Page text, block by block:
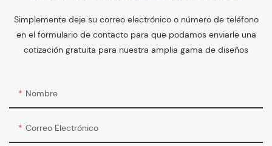
Simplemente deje su correo electrónico o número de teléfono
en el formulario de contacto para que podamos enviarle una
cotización gratuita para nuestra amplia gama de diseños
Nombre
Correo Electrónico